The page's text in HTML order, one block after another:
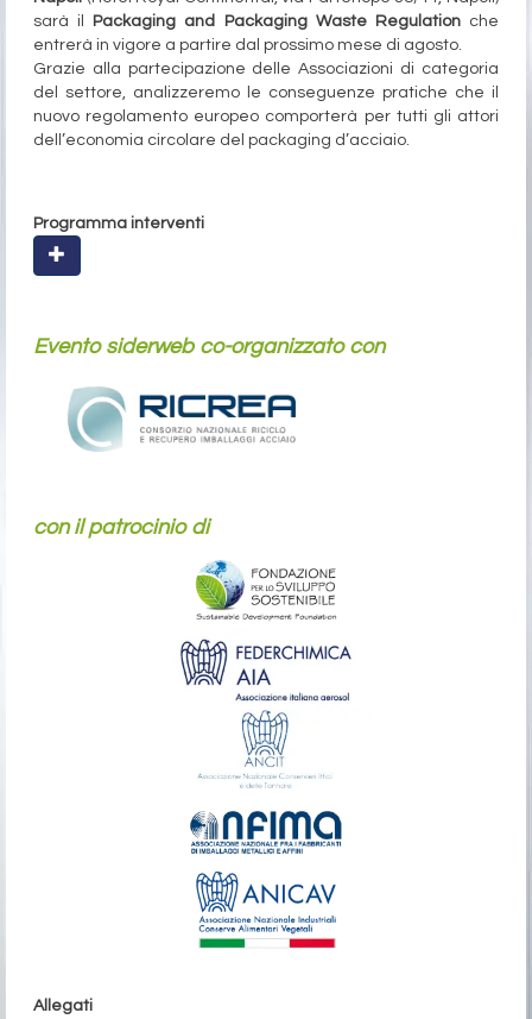
sarà il
Packaging and Packaging Waste Regulationche
entrerà in vigore a partire dal prossimo mese di agosto.
Grazie alla partecipazione delle Associazioni di categoria
del settore, analizzeremo le conseguenze pratiche che il
nuovo regolamento europeo comporterà per tutti gli attori
dell’economia circolare del packaging d’acciaio.
Programma interventi
Evento siderweb co-organizzato con
con il patrocinio di
Allegati